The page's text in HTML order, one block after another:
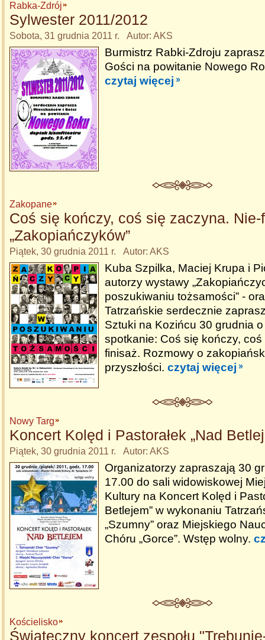
Rabka-Zdrój
Sylwester 2011/2012
Sobota, 31 grudnia 2011 r. Autor: AKS
Burmistrz Rabki-Zdroju
Gości na powitanie Nowego
czytaj więcej
Zakopane
Coś się kończy, coś się zaczyna.
„Zakopiańczyków”
Piątek, 30 grudnia 2011 r. Autor: AKS
Kuba Szpilka, Maciej Krupa i
autorzy wystawy
poszukiwaniu tożsamości” -
Tatrzańskie serdecznie
Sztuki na Kozińcu 30 grudnia
spotkanie: Coś się kończy,
finisaż. Rozmowy o
przyszłości. czytaj więcej
Nowy Targ
Koncert Kolęd i Pastorałek „Nad
Piątek, 30 grudnia 2011 r. Autor: AKS
Organizatorzy zapraszają 30
17.00 do sali widowiskowej
Kultury na Koncert Kolęd i
Betlejem” w wykonaniu
„Szumny” oraz Miejskiego
Chóru „Gorce”. Wstęp wolny.
Kościelisko
Świąteczny koncert zespołu